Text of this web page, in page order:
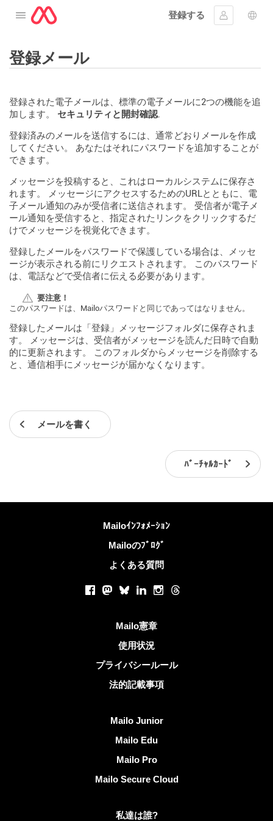
メニューを開く
登録する
ｻｲﾝｲﾝする言語
登録メール
登録された電子メールは、標準の電子メールに2つの機能を追
加します。 セキュリティと開封確認.
登録済みのメールを送信するには、通常どおりメールを作成
してください。 あなたはそれにパスワードを追加することが
できます。
メッセージを投稿すると、これはローカルシステムに保存さ
れます。 メッセージにアクセスするためのURLとともに、電
子メール通知のみが受信者に送信されます。 受信者が電子メ
ール通知を受信すると、指定されたリンクをクリックするだ
けでメッセージを視覚化できます。
登録したメールをパスワードで保護している場合は、メッセ
ージが表示される前にリクエストされます。 このパスワード
は、電話などで受信者に伝える必要があります。
要注意！
このパスワードは、Mailoパスワードと同じであってはなりません。
登録したメールは「登録」メッセージフォルダに保存されま
す。 メッセージは、受信者がメッセージを読んだ日時で自動
的に更新されます。 このフォルダからメッセージを削除する
と、通信相手にメッセージが届かなくなります。
メールを書く
ﾊﾞｰﾁｬﾙｶｰﾄﾞ
Mailoｲﾝﾌｫﾒｰｼｮﾝ
Mailoのﾌﾞﾛｸﾞ
よくある質問
Facebook
Mastodon
BlueskyLinkedInInstagram
Threads
Mailo憲章
使用状況
プライバシールール
法的記載事項
Mailo Junior
Mailo Edu
Mailo Pro
Mailo Secure Cloud
私達は誰?